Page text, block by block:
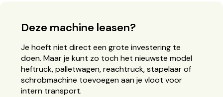
Deze machine leasen?
Je hoeft niet direct een grote investering te
doen. Maar je kunt zo toch het nieuwste model
heftruck, palletwagen, reachtruck, stapelaar of
schrobmachine toevoegen aan je vloot voor
intern transport.